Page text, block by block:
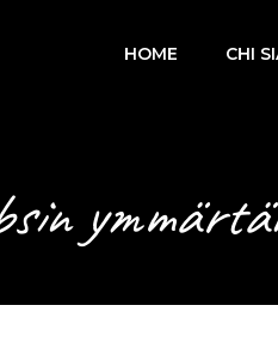
HOME CHI